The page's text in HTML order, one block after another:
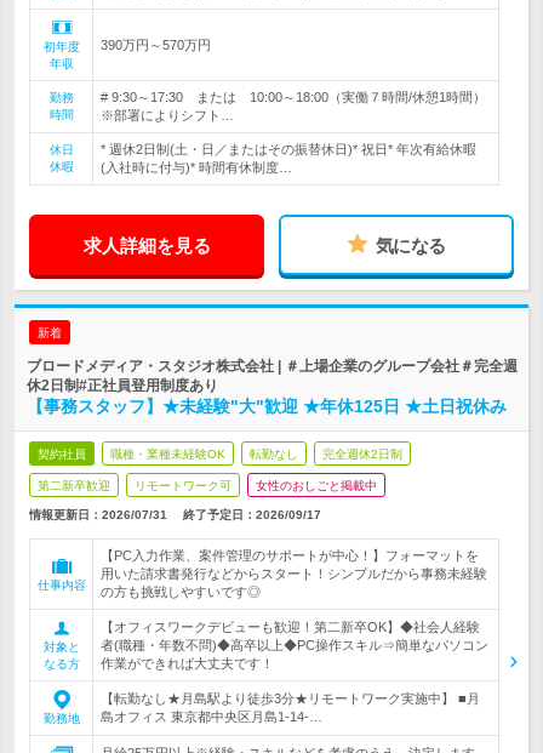
初年度
年収
390万円～570万円
勤務
時間
# 9:30～17:30 または 10:00～18:00（実働７時間/休憩1時間）
※部署によりシフト…
休日
休暇
* 週休2日制(土・日／またはその振替休日)* 祝日* 年次有給休暇
(入社時に付与)* 時間有休制度…
求人詳細を見る 気になる
新着
ブロードメディア・スタジオ株式会社 | ＃上場企業のグループ会社＃完全週
休2日制#正社員登用制度あり
【事務スタッフ】★未経験"大"歓迎 ★年休125日 ★土日祝休み
契約社員 職種・業種未経験OK 転勤なし 完全週休2日制
第二新卒歓迎 リモートワーク可 女性のおしごと掲載中
情報更新日：2026/07/31 終了予定日： 2026/09/17
仕事内容
【PC入力作業、案件管理のサポートが中心！】フォーマットを
用いた請求書発行などからスタート！シンプルだから事務未経験
の方も挑戦しやすいです◎
対象と
なる方
【オフィスワークデビューも歓迎！第二新卒OK】◆社会人経験
者(職種・年数不問)◆高卒以上◆PC操作スキル⇒簡単なパソコン
作業ができれば大丈夫です！
勤務地
【転勤なし★月島駅より徒歩3分★リモートワーク実施中】 ■月
島オフィス 東京都中央区月島1-14-…